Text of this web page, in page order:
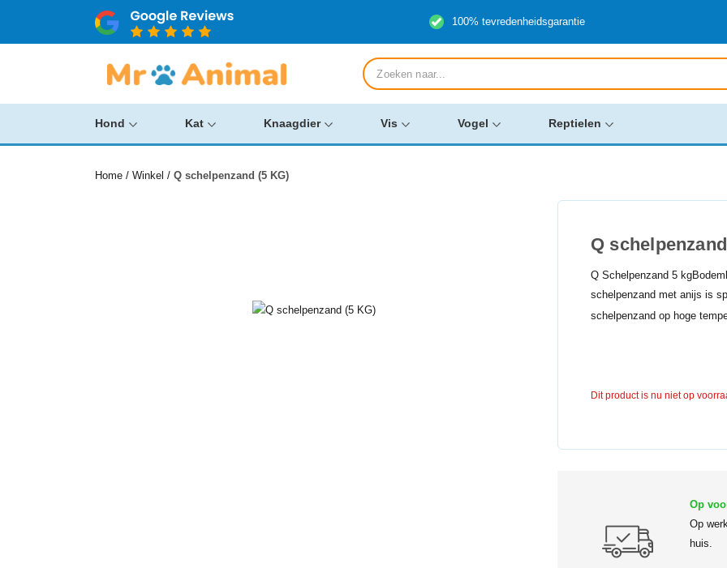
100% tevredenheidsgarantie
Producten
zoeken
Hond Kat Knaagdier Vis Vogel Reptielen
Home / Winkel / Q schelpenzand (5 KG)
Q
Q Schelpenzand 5
schelpenzand met anijs is
schelpenzand op hoge
Dit product is nu niet op
Op
Op
huis.